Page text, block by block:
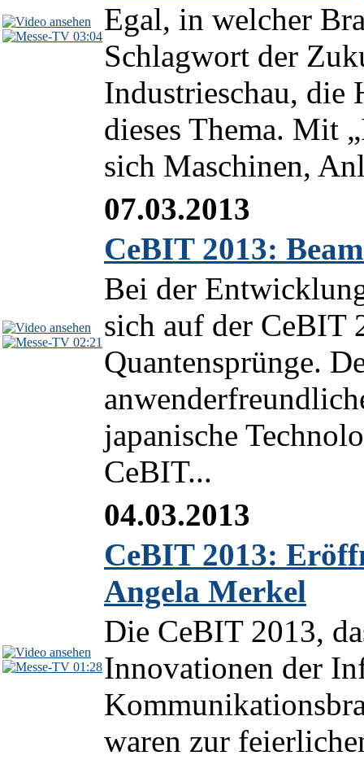
03:04Egal, in welcher
Schlagwort der
Industrieschau, die
dieses Thema. Mit
sich Maschinen,
02:21
07.03.2013
CeBIT 2013:
Bei der
sich auf der CeBIT
Quantensprünge.
japanische
CeBIT...
01:28
04.03.2013
CeBIT 2013:
Angela Merkel
Die CeBIT 2013,
Innovationen der
waren zur